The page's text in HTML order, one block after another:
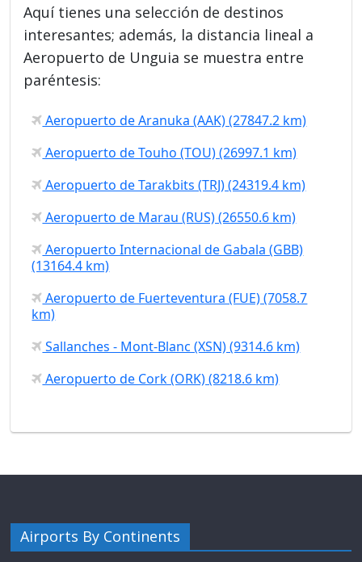
Aquí tienes una selección de destinos
interesantes; además, la distancia lineal a
Aeropuerto de Unguia se muestra entre
paréntesis:
Aeropuerto de Aranuka (AAK) (27847.2 km)
Aeropuerto de Touho (TOU) (26997.1 km)
Aeropuerto de Tarakbits (TRJ) (24319.4 km)
Aeropuerto de Marau (RUS) (26550.6 km)
Aeropuerto Internacional de Gabala (GBB)
(13164.4 km)
Aeropuerto de Fuerteventura (FUE) (7058.7
km)
Sallanches - Mont-Blanc (XSN) (9314.6 km)
Aeropuerto de Cork (ORK) (8218.6 km)
Airports By Continents